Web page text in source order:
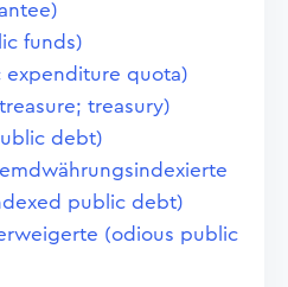
funds)
expenditure quota)
treasury)
debt)
public debt)
(odious public